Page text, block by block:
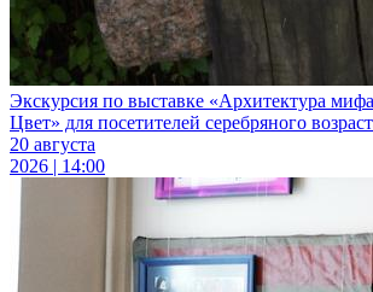
Экскурсия по выставке «Архитектура
Цвет» для посетителей серебряного
20 августа
2026 | 14:00